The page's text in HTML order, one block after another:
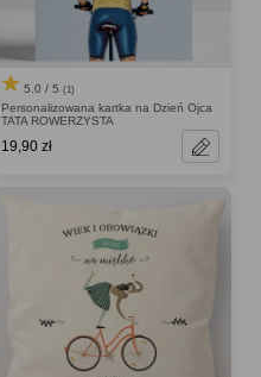
5.0 / 5 (1)
Personalizowana kartka na Dzień Ojca
TATA ROWERZYSTA
19,90 zł